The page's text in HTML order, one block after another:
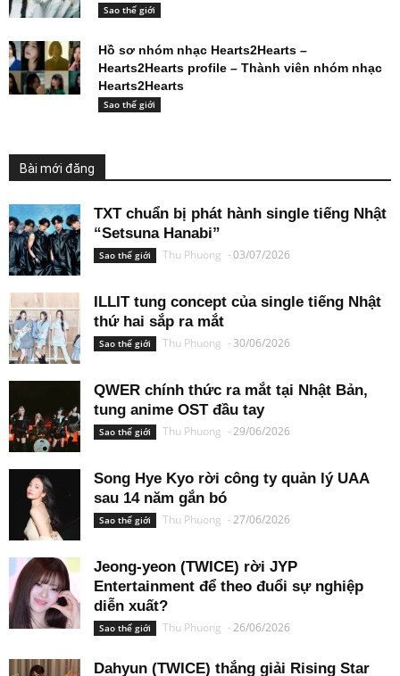
Sao thế giới
Hồ sơ nhóm nhạc Hearts2Hearts –
Hearts2Hearts profile – Thành viên nhóm nhạc
Hearts2Hearts
Sao thế giới
Bài mới đăng
TXT chuẩn bị phát hành single tiếng Nhật
“Setsuna Hanabi”
Sao thế giới Thu Phuong -03/07/2026
ILLIT tung concept của single tiếng Nhật
thứ hai sắp ra mắt
Sao thế giới Thu Phuong - 30/06/2026
QWER chính thức ra mắt tại Nhật Bản,
tung anime OST đầu tay
Sao thế giới Thu Phuong -29/06/2026
Song Hye Kyo rời công ty quản lý UAA
sau 14 năm gắn bó
Sao thế giới Thu Phuong -27/06/2026
Jeong-yeon (TWICE) rời JYP
Entertainment để theo đuổi sự nghiệp
diễn xuất?
Sao thế giới Thu Phuong -26/06/2026
Dahyun (TWICE) thắng giải Rising Star